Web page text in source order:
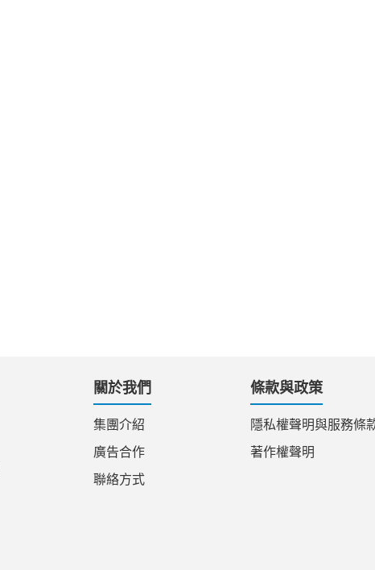
關於我們
集團介紹
廣告合作
聯絡方式
條款與政策
隱私權聲明與服務條
著作權聲明